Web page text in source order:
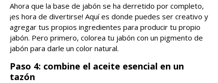
Ahora que la base de jabón se ha derretido por completo,
¡es hora de divertirse! Aquí es donde puedes ser creativo y
agregar tus propios ingredientes para producir tu propio
jabón. Pero primero, colorea tu jabón con un pigmento de
jabón para darle un color natural.
Paso 4: combine el aceite esencial en un
tazón